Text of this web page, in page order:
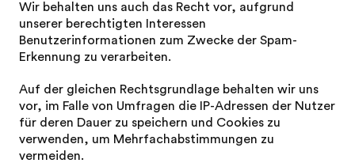
Wir behalten uns auch das Recht vor, aufgrund
unserer berechtigten Interessen
Benutzerinformationen zum Zwecke der Spam-
Erkennung zu verarbeiten.
Auf der gleichen Rechtsgrundlage behalten wir uns
vor, im Falle von Umfragen die IP-Adressen der Nutzer
für deren Dauer zu speichern und Cookies zu
verwenden, um Mehrfachabstimmungen zu
vermeiden.